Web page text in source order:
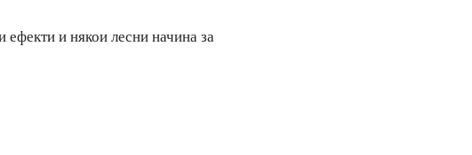
ефекти и някои лесни начина за